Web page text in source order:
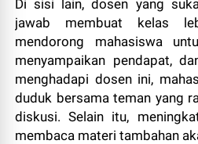
Di sisi lain, dosen yang
jawab membuat kelas
mendorong mahasiswa
menyampaikan pendapat,
menghadapi dosen ini,
duduk bersama teman yang
diskusi. Selain itu,
membaca materi tambahan